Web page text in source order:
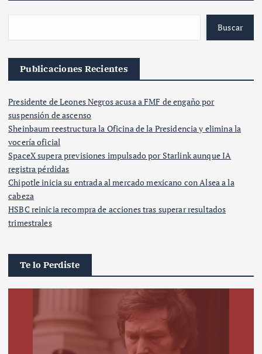
Buscar
Publicaciones Recientes
Presidente de Leones Negros acusa a FMF de engaño por
suspensión de ascenso
Sheinbaum reestructura la Oficina de la Presidencia y elimina la
vocería oficial
SpaceX supera previsiones impulsado por Starlink aunque IA
registra pérdidas
Chipotle inicia su entrada al mercado mexicano con Alsea a la
cabeza
HSBC reinicia recompra de acciones tras superar resultados
trimestrales
Te lo Perdiste